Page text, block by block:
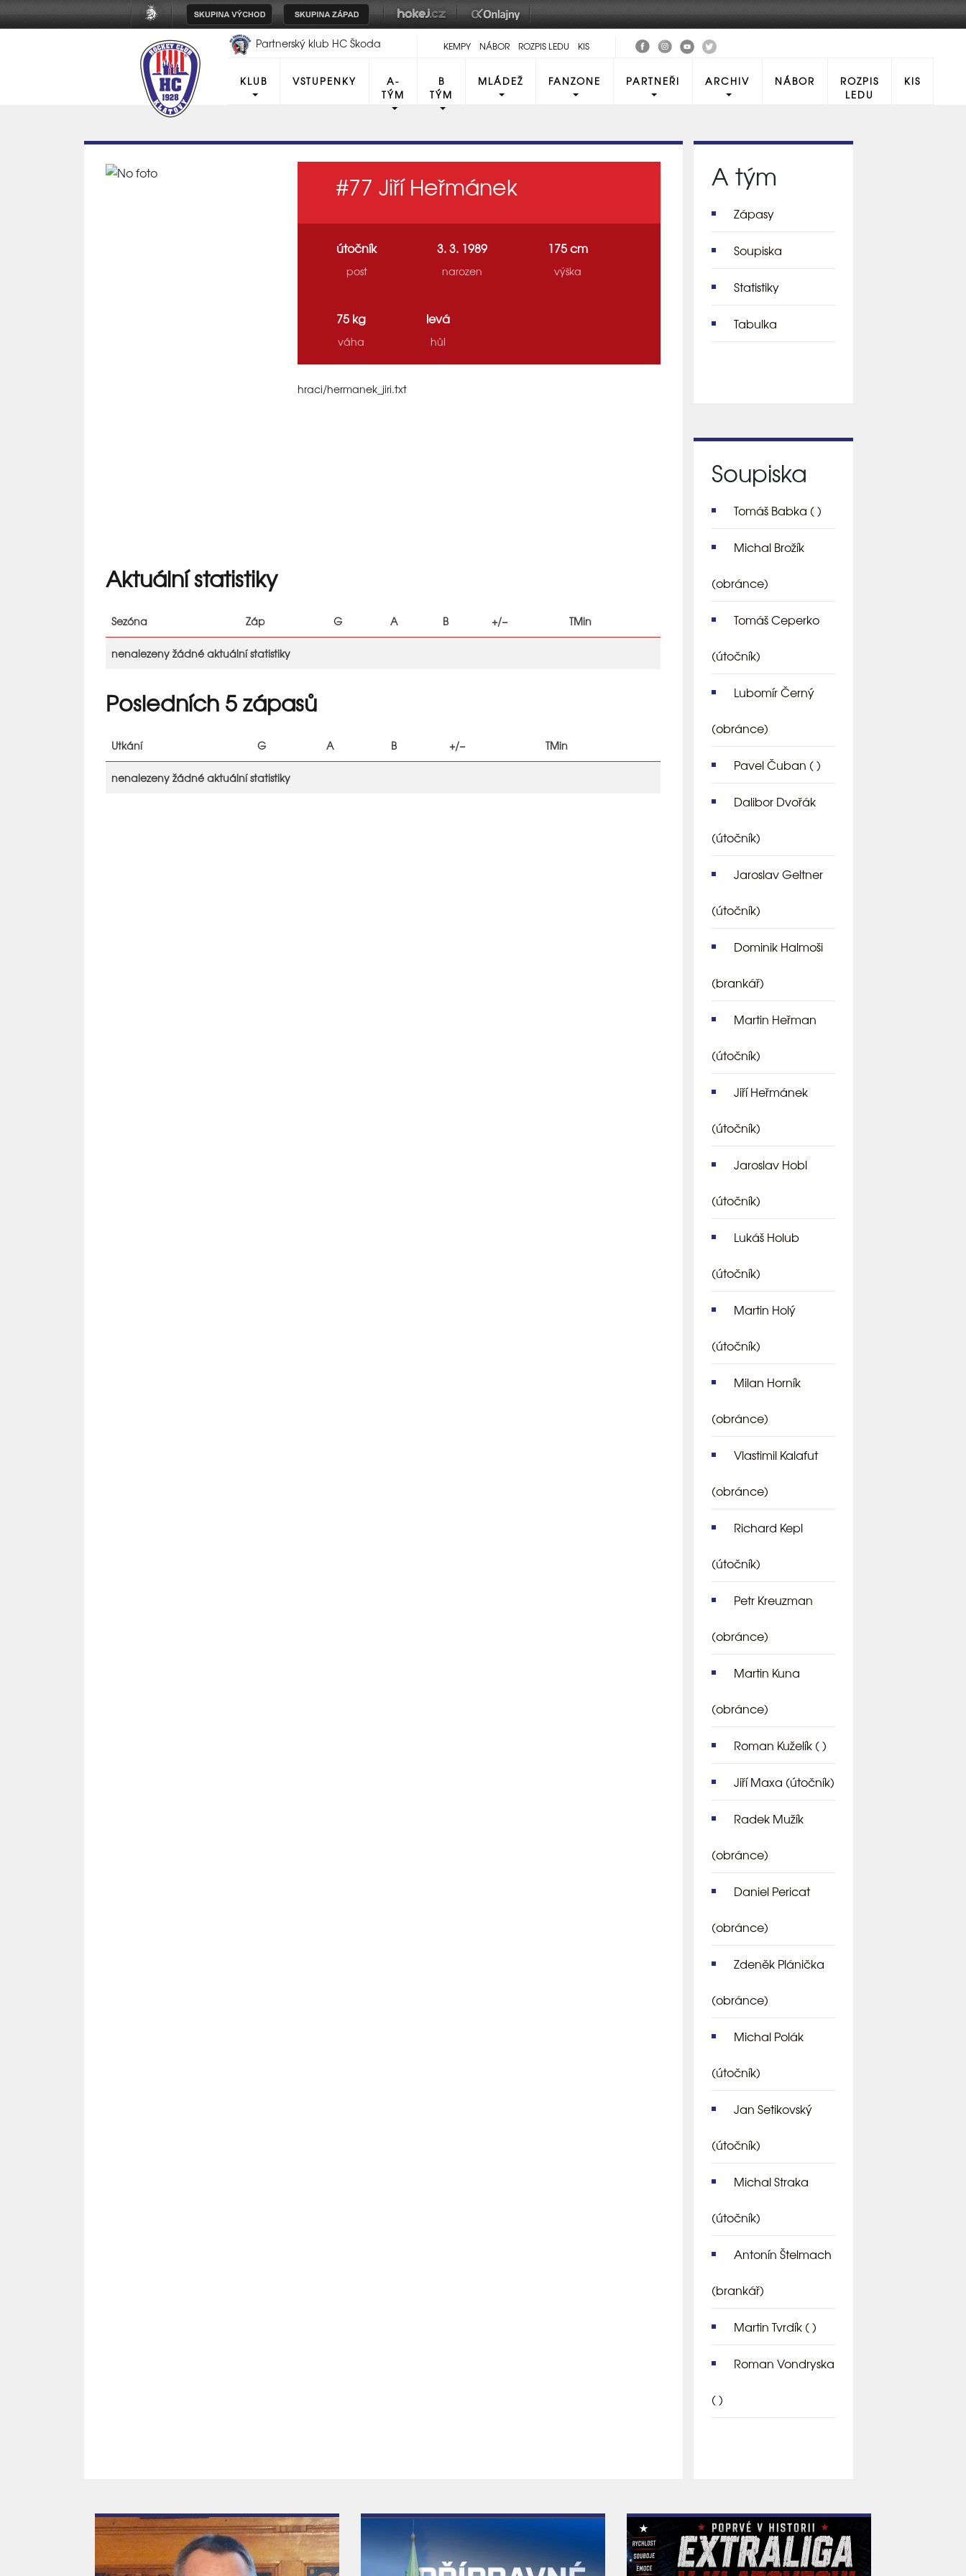
Partnerský klub HC Škoda
KEMPY NÁBOR ROZPIS LEDU KIS
KLUB VSTUPENKY
A-
TÝM
B
TÝM
MLÁDEŽ FANZONE PARTNEŘI ARCHIV NÁBOR
ROZPIS
LEDU
KIS
#77 Jiří Heřmánek
útočník
post
3. 3. 1989
narozen
175 cm
výška
75 kg
váha
levá
hůl
hraci/hermanek_jiri.txt
Aktuální statistiky
Sezóna Záp G A B +/− TMin
nenalezeny žádné aktuální statistiky
Posledních 5 zápasů
Utkání G A B +/− TMin
nenalezeny žádné aktuální statistiky
A tým
Zápasy
Soupiska
Statistiky
Tabulka
Soupiska
Tomáš Babka ( )
Michal Brožík
(obránce)
Tomáš Ceperko
(útočník)
Lubomír Černý
(obránce)
Pavel Čuban ( )
Dalibor Dvořák
(útočník)
Jaroslav Geltner
(útočník)
Dominik Halmoši
(brankář)
Martin Heřman
(útočník)
Jiří Heřmánek
(útočník)
Jaroslav Hobl
(útočník)
Lukáš Holub
(útočník)
Martin Holý
(útočník)
Milan Horník
(obránce)
Vlastimil Kalafut
(obránce)
Richard Kepl
(útočník)
Petr Kreuzman
(obránce)
Martin Kuna
(obránce)
Roman Kuželík ( )
Jiří Maxa (útočník)
Radek Mužík
(obránce)
Daniel Pericat
(obránce)
Zdeněk Plánička
(obránce)
Michal Polák
(útočník)
Jan Setikovský
(útočník)
Michal Straka
(útočník)
Antonín Štelmach
(brankář)
Martin Tvrdík ( )
Roman Vondryska
( )